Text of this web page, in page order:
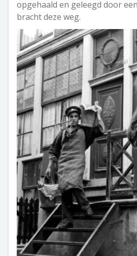
opgehaald en geleegd door
bracht deze weg.